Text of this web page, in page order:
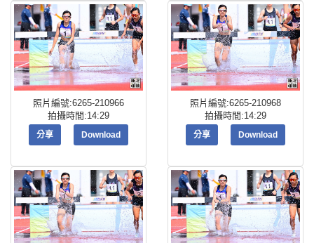
照片編號:6265-210966
拍攝時間:14:29
分享 Download
照片編號:6265-210968
拍攝時間:14:29
分享 Download